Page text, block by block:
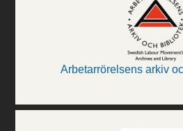
Arbetarrörelsens arkiv